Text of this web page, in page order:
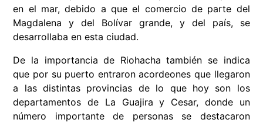
en el mar, debido a que el comercio de parte del
Magdalena y del Bolívar grande, y del país, se
desarrollaba en esta ciudad.
De la importancia de Riohacha también se indica
que por su puerto entraron acordeones que llegaron
a las distintas provincias de lo que hoy son los
departamentos de La Guajira y Cesar, donde un
número importante de personas se destacaron